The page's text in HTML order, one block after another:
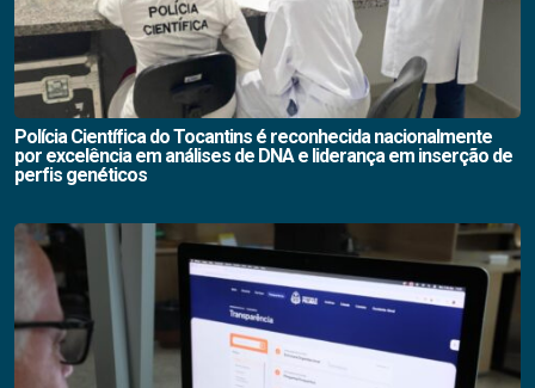
Polícia Científica do Tocantins é reconhecida nacionalmente
por excelência em análises de DNA e liderança em inserção de
perfis genéticos